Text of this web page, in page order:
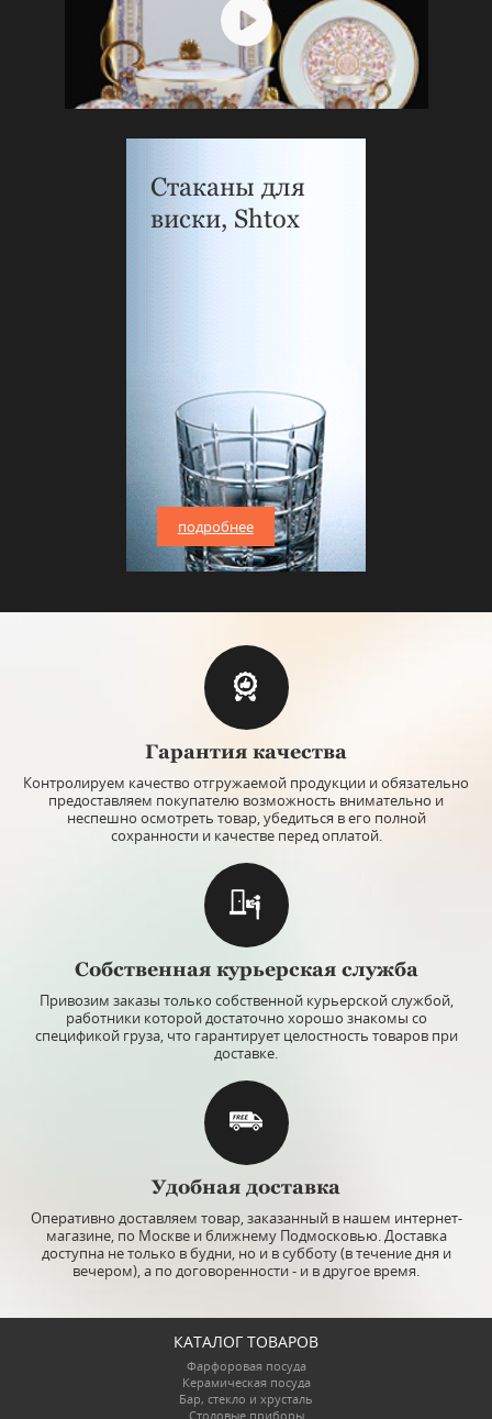
Стаканы для
виски, Shtox
подробнее
Гарантия качества
Контролируем качество отгружаемой продукции и обязательно
предоставляем покупателю возможность внимательно и
неспешно осмотреть товар, убедиться в его полной
сохранности и качестве перед оплатой.
Собственная курьерская служба
Привозим заказы только собственной курьерской службой,
работники которой достаточно хорошо знакомы со
спецификой груза, что гарантирует целостность товаров при
доставке.
Удобная доставка
Оперативно доставляем товар, заказанный в нашем интернет-
магазине, по Москве и ближнему Подмосковью. Доставка
доступна не только в будни, но и в субботу (в течение дня и
вечером), а по договоренности - и в другое время.
КАТАЛОГ ТОВАРОВ
Фарфоровая посуда
Керамическая посуда
Бар, стекло и хрусталь
Столовые приборы